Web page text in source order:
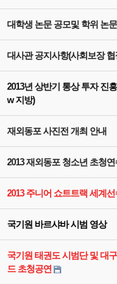
대학생 논문 공모및 학위 논
대사관 공지사항(사회보장
2013년 상반기 통상 투자 진
w 지방)
재외동포 사진전 개최 안내
2013 재외동포 청소년 초청
2013 주니어 쇼트트랙 세계선
국기원 바르샤바 시범 영상
국기원 태권도 시범단 및 대
드 초청공연